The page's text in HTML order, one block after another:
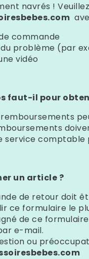
navrés !
commande
problème (par
vidéo
faut-il pour
service
un article ?
de retour doit
ce formulaire le
de ce
e-mail.
ou